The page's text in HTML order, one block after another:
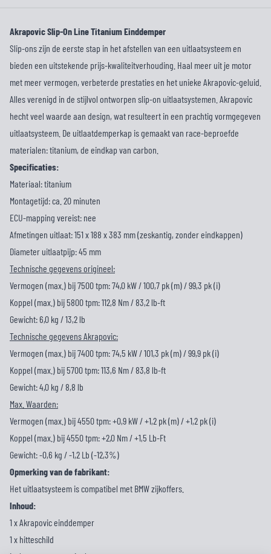
Akrapovic Slip-On Line Titanium Einddemper
Slip-ons zijn de eerste stap in het afstellen van een uitlaatsysteem en
bieden een uitstekende prijs-kwaliteitverhouding. Haal meer uit je motor
met meer vermogen, verbeterde prestaties en het unieke Akrapovic-geluid.
Alles verenigd in de stijlvol ontworpen slip-on uitlaatsystemen. Akrapovic
hecht veel waarde aan design, wat resulteert in een prachtig vormgegeven
uitlaatsysteem. De uitlaatdemperkap is gemaakt van race-beproefde
materialen: titanium, de eindkap van carbon.
Specificaties:
Materiaal: titanium
Montagetijd: ca. 20 minuten
ECU-mapping vereist: nee
Afmetingen uitlaat: 151 x 188 x 383 mm (zeskantig, zonder eindkappen)
Diameter uitlaatpijp: 45 mm
Technische gegevens origineel:
Vermogen (max.) bij 7500 tpm: 74,0 kW / 100,7 pk (m) / 99,3 pk (i)
Koppel (max.) bij 5800 tpm: 112,8 Nm / 83,2 lb-ft
Gewicht: 6,0 kg / 13,2 lb
Technische gegevens Akrapovic:
Vermogen (max.) bij 7400 tpm: 74,5 kW / 101,3 pk (m) / 99,9 pk (i)
Koppel (max.) bij 5700 tpm: 113,6 Nm / 83,8 lb-ft
Gewicht: 4,0 kg / 8,8 lb
Max. Waarden:
Vermogen (max.) bij 4550 tpm: +0,9 kW / +1,2 pk (m) / +1,2 pk (i)
Koppel (max.) bij 4550 tpm: +2,0 Nm / +1,5 Lb-Ft
Gewicht: -0,6 kg / -1,2 Lb (-12,3%)
Opmerking van de fabrikant:
Het uitlaatsysteem is compatibel met BMW zijkoffers.
Inhoud:
1 x Akrapovic einddemper
1 x hitteschild